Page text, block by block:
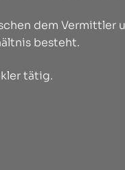
dem
besteht.
tätig.